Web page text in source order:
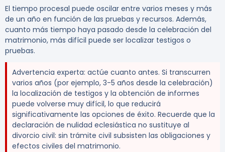
El tiempo procesal puede oscilar entre varios meses y más
de un año en función de las pruebas y recursos. Además,
cuanto más tiempo haya pasado desde la celebración del
matrimonio, más difícil puede ser localizar testigos o
pruebas.
Advertencia experta: actúe cuanto antes. Si transcurren
varios años (por ejemplo, 3-5 años desde la celebración)
la localización de testigos y la obtención de informes
puede volverse muy difícil, lo que reducirá
significativamente las opciones de éxito. Recuerde que la
declaración de nulidad eclesiástica no sustituye al
divorcio civil: sin trámite civil subsisten las obligaciones y
efectos civiles del matrimonio.